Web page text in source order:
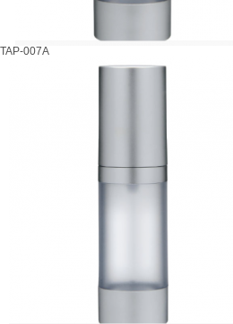
TAP-007A